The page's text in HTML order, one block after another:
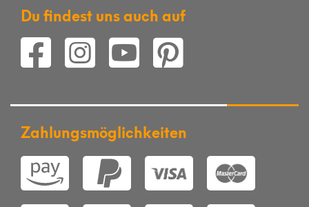
Du findest uns auch auf
Zahlungsmöglichkeiten